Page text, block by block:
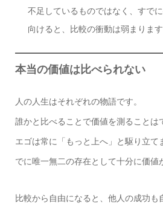
不足しているものではなく、すで
向けると、比較の衝動は弱まります
本当の価値は比べられない
人の人生はそれぞれの物語です。
誰かと比べることで価値を測ることは
エゴは常に「もっと上へ」と駆り立て
でに唯一無二の存在として十分に価値
比較から自由になると、他人の成功も